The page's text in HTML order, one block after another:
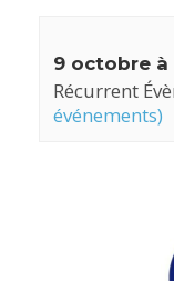
9 octobre à
Récurrent
événements)